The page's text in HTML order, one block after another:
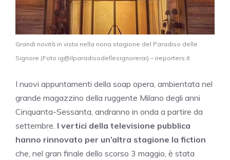
Grandi novità in vista nella nona stagione del Paradiso delle
Signore (Foto ig@ilparadisodellesignorerai) – ireporters.it
I nuovi appuntamenti della soap opera, ambientata nel
grande magazzino della ruggente Milano degli anni
Cinquanta-Sessanta, andranno in onda a partire da
settembre. I vertici della televisione pubblica
hanno rinnovato per un’altra stagione la fiction
che, nel gran finale dello scorso 3 maggio, è stata